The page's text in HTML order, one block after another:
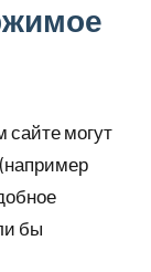
сайте могут
бы